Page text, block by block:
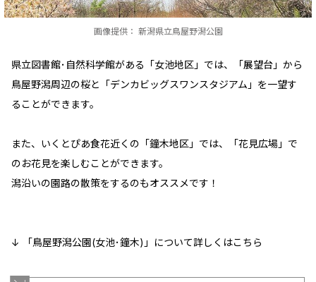
画像提供： 新潟県立鳥屋野潟公園
県立図書館･自然科学館がある「女池地区」では、「展望台」から
鳥屋野潟周辺の桜と「デンカビッグスワンスタジアム」を一望す
ることができます。
また、いくとぴあ食花近くの「鐘木地区」では、「花見広場」で
のお花見を楽しむことができます。
潟沿いの園路の散策をするのもオススメです！
↓ 「鳥屋野潟公園(女池･鐘木)」について詳しくはこちら